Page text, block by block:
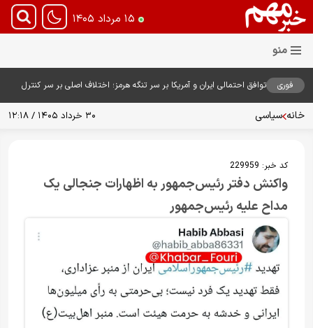
۱۵ مرداد ۱۴۰۵
فوری
توافق احتمالی ایران و آمریکا بر سر تنگه هرمز؛ اختلاف اصلی بر سر کنترل
خانه سیاسی ۳۰ خرداد ۱۴۰۵ / ۱۲:۱۸
کد خبر: 229959
واکنش دفتر رئیس‌جمهور به اظهارات جنجالی یک
مداح علیه رئیس‌جمهور